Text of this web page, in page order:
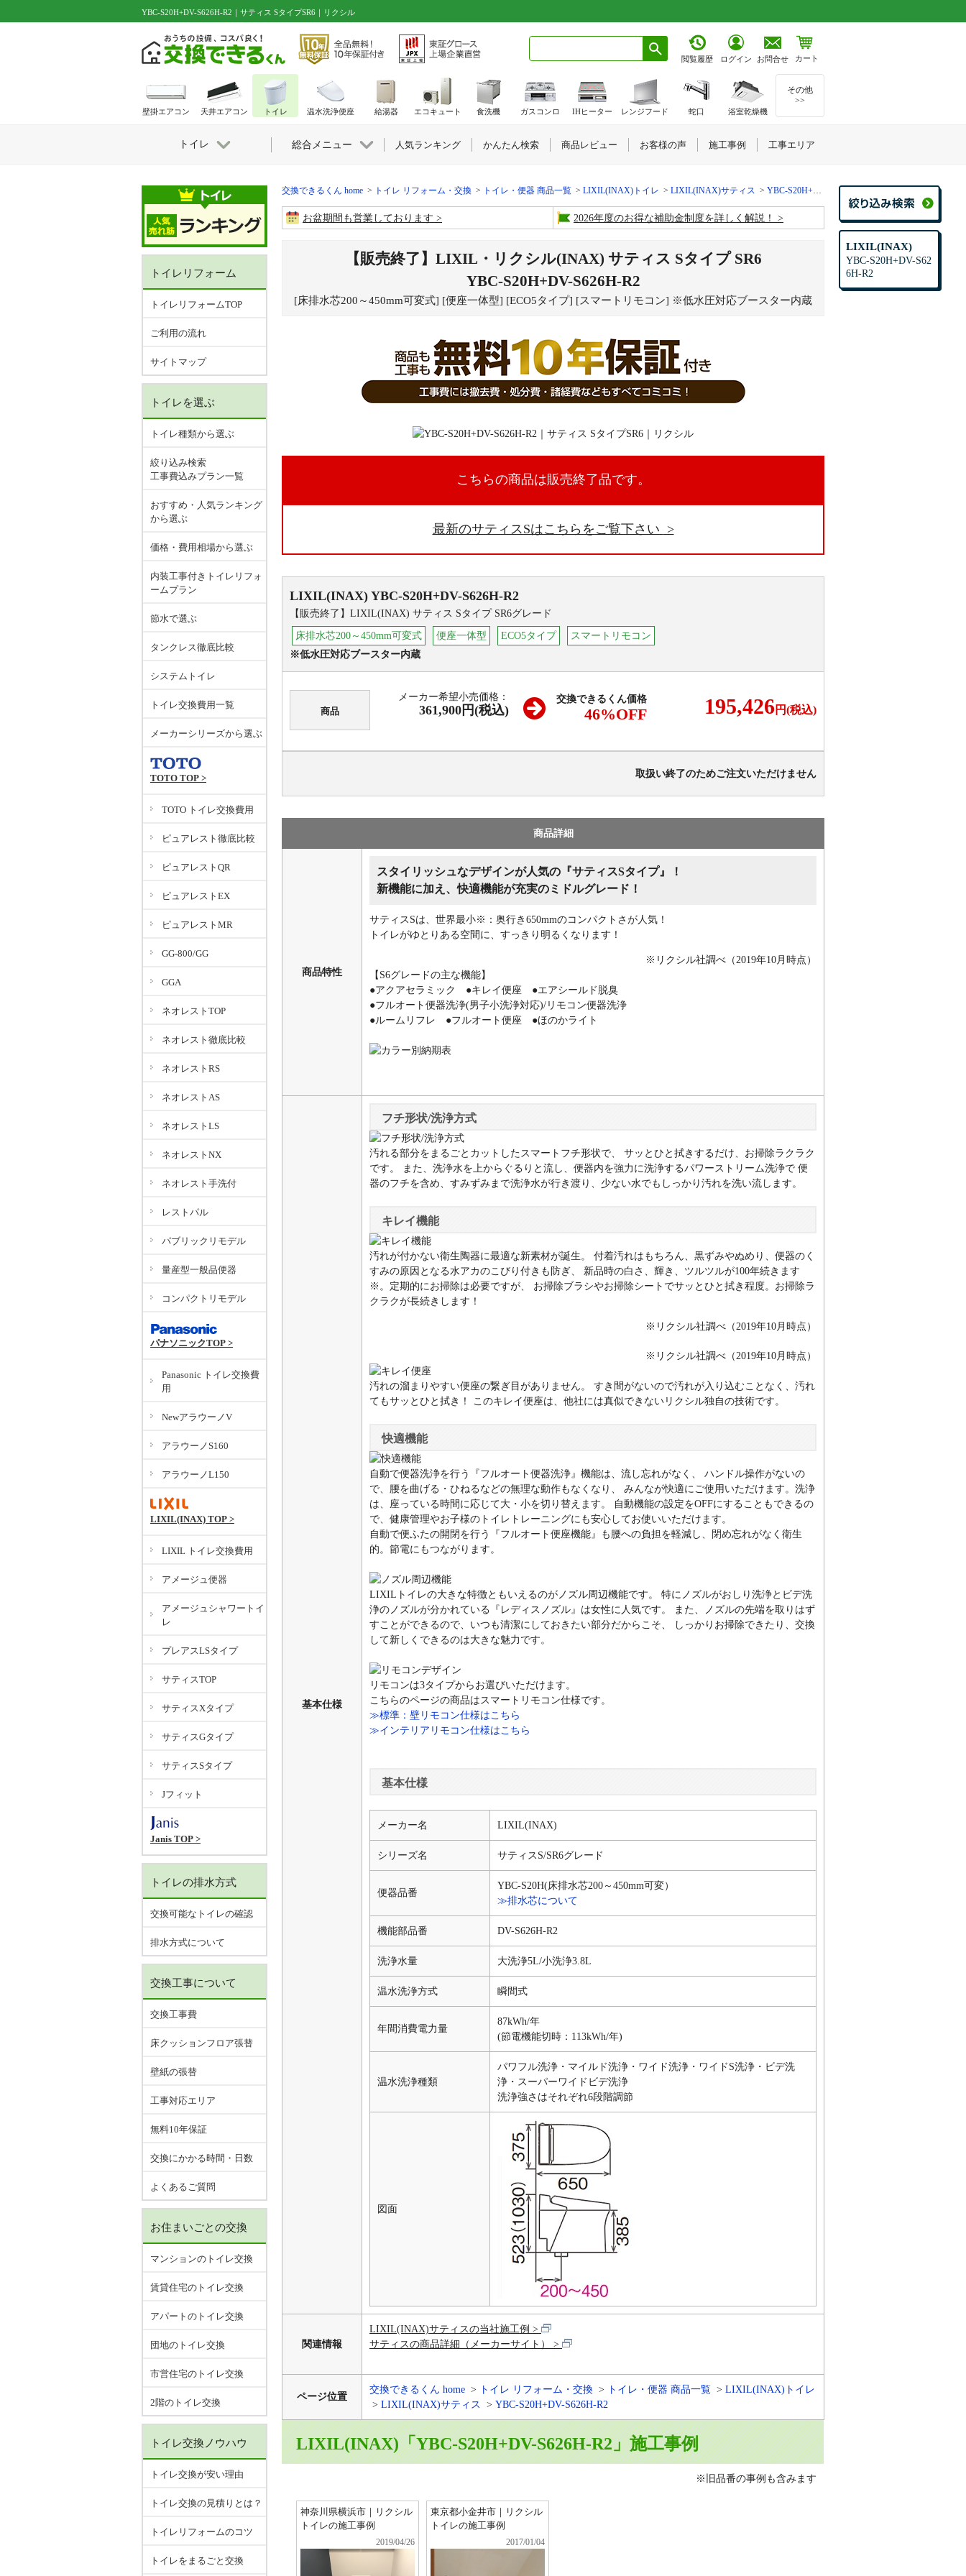
LIXIL(INAX)
YBC-S20H+DV-S62
6H-R2
YBC-S20H+DV-S626H-R2｜サティス SタイプSR6｜リクシル
閲覧履歴 ログイン お問合せ カート
交換できるくん home トイレ リフォーム・交換 トイレ・便器 商品一覧 LIXIL(INAX)トイレ LIXIL(INAX)サティス YBC-S20H+DV-S626H-R2
お盆期間も営業しております 2026年度のお得な補助金制度を詳しく解説！
【販売終了】LIXIL・リクシル(INAX) サティス Sタイプ SR6
YBC-S20H+DV-S626H-R2
[床排水芯200～450mm可変式] [便座一体型] [ECO5タイプ] [スマートリモコン] ※低水圧対応ブースター内蔵
こちらの商品は販売終了品です。
最新のサティスSはこちらをご覧下さい
LIXIL(INAX) YBC-S20H+DV-S626H-R2
【販売終了】LIXIL(INAX) サティス Sタイプ SR6グレード
床排水芯200～450mm可変式 便座一体型 ECO5タイプ
スマートリモコン
※低水圧対応ブースター内蔵
商品
メーカー希望小売価格：
361,900円(税込)
交換できるくん価格
46%OFF 195,426円(税込)
取扱い終了のためご注文いただけません
商品詳細
商品特性
スタイリッシュなデザインが人気の『サティスSタイプ』！
新機能に加え、快適機能が充実のミドルグレード！
サティスSは、世界最小※：奥行き650mmのコンパクトさが人気！
トイレがゆとりある空間に、すっきり明るくなります！
※リクシル社調べ（2019年10月時点）
【S6グレードの主な機能】
●アクアセラミック ●キレイ便座 ●エアシールド脱臭
●フルオート便器洗浄(男子小洗浄対応)/リモコン便器洗浄
●ルームリフレ ●フルオート便座 ●ほのかライト
基本仕様
フチ形状/洗浄方式
汚れる部分をまるごとカットしたスマートフチ形状で、 サッとひと拭きするだけ、お掃除ラクラク
です。 また、洗浄水を上からぐるりと流し、便器内を強力に洗浄するパワーストリーム洗浄で 便
器のフチを含め、すみずみまで洗浄水が行き渡り、少ない水でもしっかり汚れを洗い流します。
キレイ機能
汚れが付かない衛生陶器に最適な新素材が誕生。 付着汚れはもちろん、黒ずみやぬめり、便器のく
すみの原因となる水アカのこびり付きも防ぎ、 新品時の白さ、輝き、ツルツルが100年続きます
※。定期的にお掃除は必要ですが、 お掃除ブラシやお掃除シートでサッとひと拭き程度。お掃除ラ
クラクが長続きします！
※リクシル社調べ（2019年10月時点）
※リクシル社調べ（2019年10月時点）
汚れの溜まりやすい便座の繋ぎ目がありません。 すき間がないので汚れが入り込むことなく、汚れ
てもサッとひと拭き！ このキレイ便座は、他社には真似できないリクシル独自の技術です。
快適機能
自動で便器洗浄を行う『フルオート便器洗浄』機能は、流し忘れがなく、 ハンドル操作がないの
で、腰を曲げる・ひねるなどの無理な動作もなくなり、 みんなが快適にご使用いただけます。洗浄
は、座っている時間に応じて大・小を切り替えます。 自動機能の設定をOFFにすることもできるの
で、健康管理やお子様のトイレトレーニングにも安心してお使いいただけます。
自動で便ふたの開閉を行う『フルオート便座機能』も腰への負担を軽減し、閉め忘れがなく衛生
的。節電にもつながります。
LIXILトイレの大きな特徴ともいえるのがノズル周辺機能です。 特にノズルがおしり洗浄とビデ洗
浄のノズルが分かれている『レディスノズル』は女性に人気です。 また、ノズルの先端を取りはず
すことができるので、いつも清潔にしておきたい部分だからこそ、 しっかりお掃除できたり、交換
して新しくできるのは大きな魅力です。
リモコンは3タイプからお選びいただけます。
こちらのページの商品はスマートリモコン仕様です。
≫標準：壁リモコン仕様はこちら
≫インテリアリモコン仕様はこちら
基本仕様
メーカー名 LIXIL(INAX)
シリーズ名 サティスS/SR6グレード
便器品番
YBC-S20H(床排水芯200～450mm可変）
≫排水芯について
機能部品番 DV-S626H-R2
洗浄水量 大洗浄5L/小洗浄3.8L
温水洗浄方式 瞬間式
年間消費電力量
87kWh/年
(節電機能切時：113kWh/年)
温水洗浄種類
パワフル洗浄・マイルド洗浄・ワイド洗浄・ワイドS洗浄・ビデ洗
浄・スーパーワイドビデ洗浄
洗浄強さはそれぞれ6段階調節
図面
関連情報
LIXIL(INAX)サティスの当社施工例
サティスの商品詳細（メーカーサイト）
ページ位置
交換できるくん home トイレ リフォーム・交換 トイレ・便器 商品一覧
LIXIL(INAX)トイレ
LIXIL(INAX)サティス
YBC-S20H+DV-S626H-R2
LIXIL(INAX)「YBC-S20H+DV-S626H-R2」施工事例
※旧品番の事例も含みます
神奈川県横浜市｜リクシル
トイレの施工事例
2019/04/26
東京都小金井市｜リクシル
トイレの施工事例
2017/01/04
トイレリフォーム
トイレリフォームTOP
ご利用の流れ
サイトマップ
トイレを選ぶ
トイレ種類から選ぶ
絞り込み検索
工事費込みプラン一覧
おすすめ・人気ランキング
から選ぶ
価格・費用相場から選ぶ
内装工事付きトイレリフォ
ームプラン
節水で選ぶ
タンクレス徹底比較
システムトイレ
トイレ交換費用一覧
メーカーシリーズから選ぶ
TOTO TOP >
TOTO トイレ交換費用
ピュアレスト徹底比較
ピュアレストQR
ピュアレストEX
ピュアレストMR
GG-800/GG
GGA
ネオレストTOP
ネオレスト徹底比較
ネオレストRS
ネオレストAS
ネオレストLS
ネオレストNX
ネオレスト手洗付
レストパル
パブリックリモデル
量産型一般品便器
コンパクトリモデル
パナソニックTOP >
Panasonic トイレ交換費
用
NewアラウーノV
アラウーノS160
アラウーノL150
LIXIL(INAX) TOP >
LIXIL トイレ交換費用
アメージュ便器
アメージュシャワートイ
レ
プレアスLSタイプ
サティスTOP
サティスXタイプ
サティスGタイプ
サティスSタイプ
Jフィット
Janis TOP >
トイレの排水方式
交換可能なトイレの確認
排水方式について
交換工事について
交換工事費
床クッションフロア張替
壁紙の張替
工事対応エリア
無料10年保証
交換にかかる時間・日数
よくあるご質問
お住まいごとの交換
マンションのトイレ交換
賃貸住宅のトイレ交換
アパートのトイレ交換
団地のトイレ交換
市営住宅のトイレ交換
2階のトイレ交換
トイレ交換ノウハウ
トイレ交換が安い理由
トイレ交換の見積りとは？
トイレリフォームのコツ
トイレをまるごと交換
壁掛エアコン 天井エアコン トイレ 温水洗浄便座 給湯器 エコキュート 食洗機 ガスコンロ IHヒーター レンジフード 蛇口 浴室乾燥機
その他
>>
トイレ 総合メニュー 人気ランキング かんたん検索 商品レビュー お客様の声 施工事例 工事エリア